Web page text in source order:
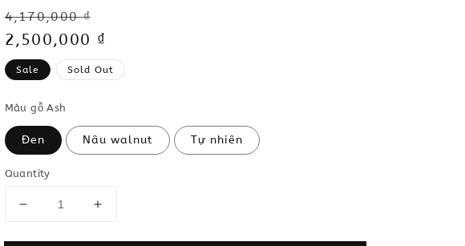
Regular
price
4,170,000 ₫
Sale
price
2,500,000 ₫
Sale Sold Out
Màu gỗ Ash
Đen Nâu walnut Tự nhiên
Quantity